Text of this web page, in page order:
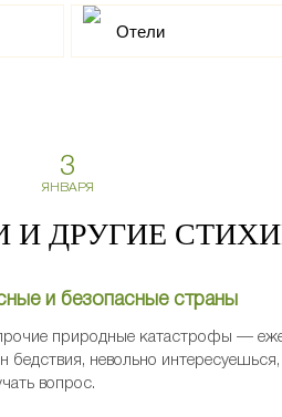
Отели
3
ЯНВАРЯ
И ДРУГИЕ
и безопасные страны
природные катастрофы —
невольно интересуешься,
вопрос.